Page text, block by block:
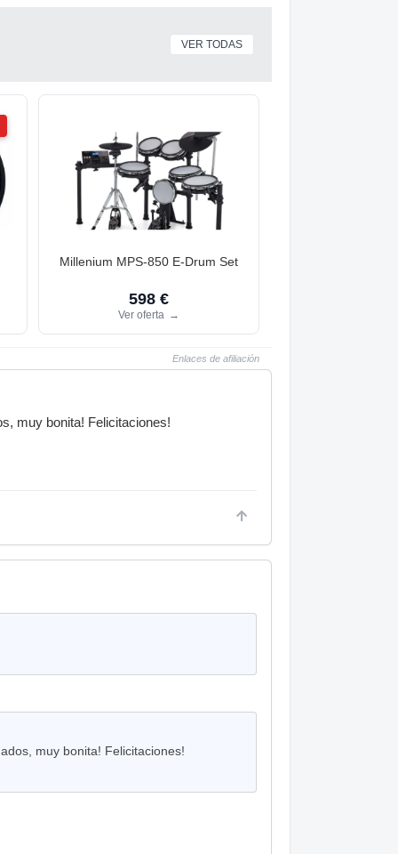
VER TODAS
Millenium MPS-850 E-Drum Set
598 €
Ver oferta →
Enlaces de afiliación
muy bonita! Felicitaciones!
muy bonita! Felicitaciones!